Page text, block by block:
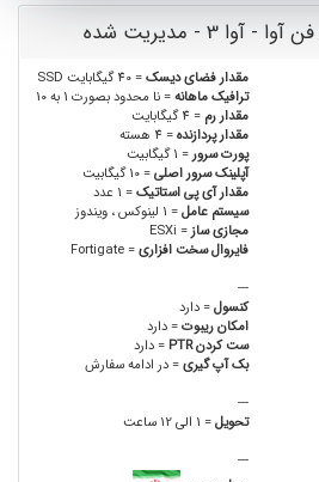
به شماست؛ از اینکه به ما اعتماد می‌کنید،
3 - مدیریت شده
مقدار فضای دیسک= 40 گیگابایت SSD
ترافیک ماهانه= نا محدود بصورت 1 به 10
مقدار رم = 4 گیگابایت
مقدار پردازنده= 4 هسته
پورت سرور= 1 گیگابیت
آپلینک سرور اصلی= 10 گیگابیت
مقدار آی پی استاتیک= 1 عدد
سیستم عامل= 1 لینوکس ، ویندوز
مجازی ساز= ESXi
فایروال سخت افزاری= Fortigate
---
کنسول= دارد
امکان ریبوت= دارد
ست کردن PTR
= دارد
بک آپ گیری= در ادامه سفارش
---
تحویل= 1 الی 12 ساعت
---